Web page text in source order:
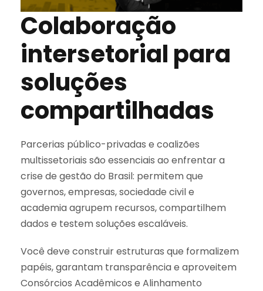
Colaboração
intersetorial para
soluções
compartilhadas
Parcerias público-privadas e coalizões
multissetoriais são essenciais ao enfrentar a
crise de gestão do Brasil: permitem que
governos, empresas, sociedade civil e
academia agrupem recursos, compartilhem
dados e testem soluções escaláveis.
Você deve construir estruturas que formalizem
papéis, garantam transparência e aproveitem
Consórcios Acadêmicos e Alinhamento